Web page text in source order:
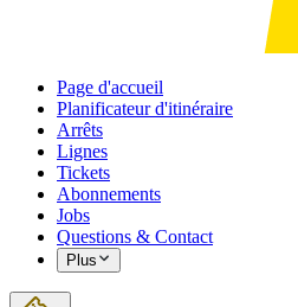
Page d'accueil
Planificateur d'itinéraire
Arrêts
Lignes
Tickets
Abonnements
Jobs
Questions & Contact
Plus